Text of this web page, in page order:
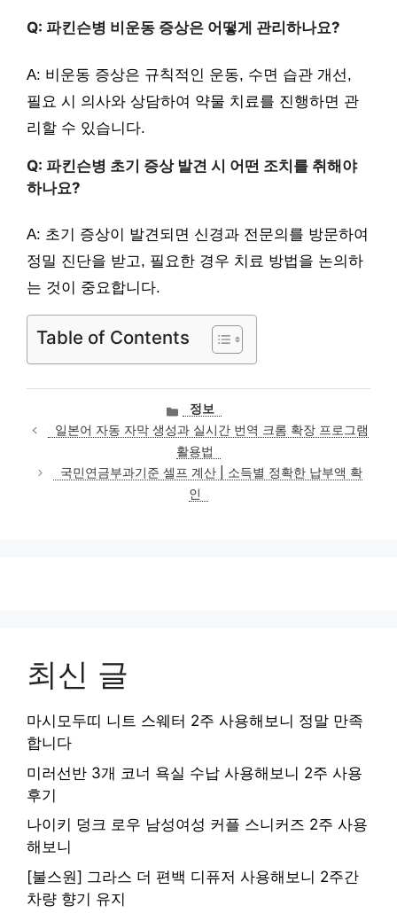
Q: 파킨슨병 비운동 증상은 어떻게 관리하나요?
A: 비운동 증상은 규칙적인 운동, 수면 습관 개선,
필요 시 의사와 상담하여 약물 치료를 진행하면 관
리할 수 있습니다.
Q: 파킨슨병 초기 증상 발견 시 어떤 조치를 취해야
하나요?
A: 초기 증상이 발견되면 신경과 전문의를 방문하여
정밀 진단을 받고, 필요한 경우 치료 방법을 논의하
는 것이 중요합니다.
Table of Contents
카
테
고
리
정보
일본어 자동 자막 생성과 실시간 번역 크롬 확장 프로그램
활용법
국민연금부과기준 셀프 계산 | 소득별 정확한 납부액 확
인
최신 글
마시모두띠 니트 스웨터 2주 사용해보니 정말 만족
합니다
미러선반 3개 코너 욕실 수납 사용해보니 2주 사용
후기
나이키 덩크 로우 남성여성 커플 스니커즈 2주 사용
해보니
[불스원] 그라스 더 편백 디퓨저 사용해보니 2주간
차량 향기 유지